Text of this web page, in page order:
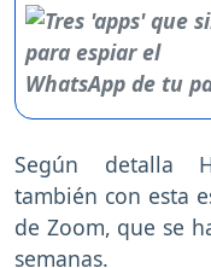
Según detalla
también con esta
de Zoom, que se
semanas.